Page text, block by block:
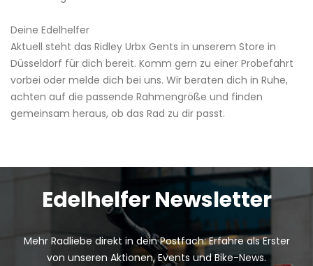
Deine Edelhelfer
Aktuell steht das Ridley Urbx Gents in unserem Store in
Düsseldorf für dich bereit. Komm gern zu einer Probefahrt
vorbei oder melde dich bei uns. Wir beraten dich in Ruhe,
achten auf die passende Rahmengröße und finden
gemeinsam heraus, ob das Rad zu dir passt.
Edelhelfer Newsletter
Mehr Radliebe direkt in dein Postfach: Erfahre als Erster
von unseren Aktionen, Events und Bike-News.